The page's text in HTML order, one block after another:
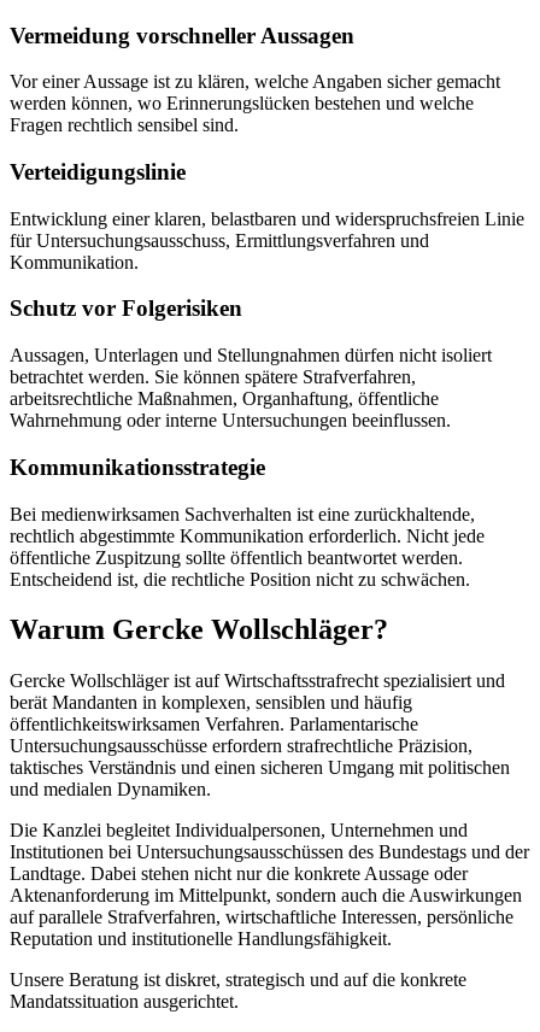
Vermeidung vorschneller Aussagen
Vor einer Aussage ist zu klären, welche Angaben sicher gemacht
werden können, wo Erinnerungslücken bestehen und welche
Fragen rechtlich sensibel sind.
Verteidigungslinie
Entwicklung einer klaren, belastbaren und widerspruchsfreien Linie
für Untersuchungsausschuss, Ermittlungsverfahren und
Kommunikation.
Schutz vor Folgerisiken
Aussagen, Unterlagen und Stellungnahmen dürfen nicht isoliert
betrachtet werden. Sie können spätere Strafverfahren,
arbeitsrechtliche Maßnahmen, Organhaftung, öffentliche
Wahrnehmung oder interne Untersuchungen beeinflussen.
Kommunikationsstrategie
Bei medienwirksamen Sachverhalten ist eine zurückhaltende,
rechtlich abgestimmte Kommunikation erforderlich. Nicht jede
öffentliche Zuspitzung sollte öffentlich beantwortet werden.
Entscheidend ist, die rechtliche Position nicht zu schwächen.
Warum Gercke Wollschläger?
Gercke Wollschläger ist auf Wirtschaftsstrafrecht spezialisiert und
berät Mandanten in komplexen, sensiblen und häufig
öffentlichkeitswirksamen Verfahren. Parlamentarische
Untersuchungsausschüsse erfordern strafrechtliche Präzision,
taktisches Verständnis und einen sicheren Umgang mit politischen
und medialen Dynamiken.
Die Kanzlei begleitet Individualpersonen, Unternehmen und
Institutionen bei Untersuchungsausschüssen des Bundestags und der
Landtage. Dabei stehen nicht nur die konkrete Aussage oder
Aktenanforderung im Mittelpunkt, sondern auch die Auswirkungen
auf parallele Strafverfahren, wirtschaftliche Interessen, persönliche
Reputation und institutionelle Handlungsfähigkeit.
Unsere Beratung ist diskret, strategisch und auf die konkrete
Mandatssituation ausgerichtet.